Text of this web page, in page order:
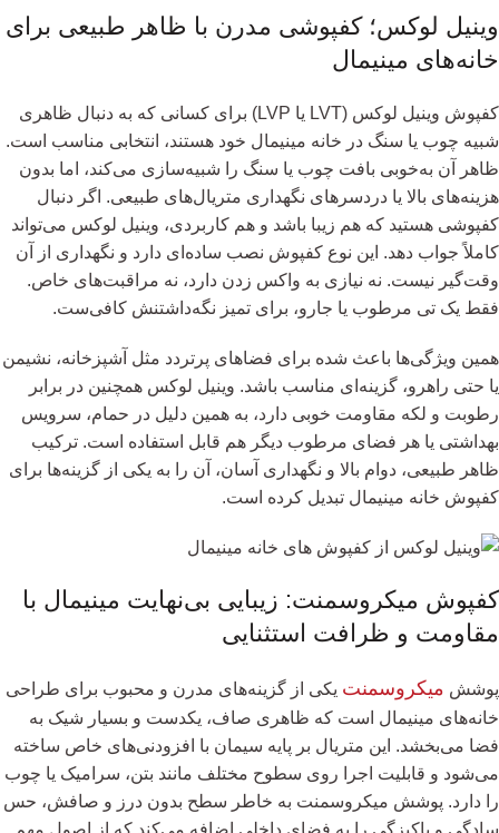
وینیل لوکس؛ کفپوشی مدرن با ظاهر طبیعی برای
خانه‌های مینیمال
کفپوش وینیل لوکس (LVT یا LVP) برای کسانی که به دنبال ظاهری
شبیه چوب یا سنگ در خانه مینیمال خود هستند، انتخابی مناسب است.
ظاهر آن به‌خوبی بافت چوب یا سنگ را شبیه‌سازی می‌کند، اما بدون
هزینه‌های بالا یا دردسرهای نگهداری متریال‌های طبیعی. اگر دنبال
کفپوشی هستید که هم زیبا باشد و هم کاربردی، وینیل لوکس می‌تواند
کاملاً جواب دهد. این نوع کفپوش نصب ساده‌ای دارد و نگهداری از آن
وقت‌گیر نیست. نه نیازی به واکس زدن دارد، نه مراقبت‌های خاص.
فقط یک تی مرطوب یا جارو، برای تمیز نگه‌داشتنش کافی‌ست.
همین ویژگی‌ها باعث شده برای فضاهای پرتردد مثل آشپزخانه، نشیمن
یا حتی راهرو، گزینه‌ای مناسب باشد. وینیل لوکس همچنین در برابر
رطوبت و لکه مقاومت خوبی دارد، به همین دلیل در حمام، سرویس
بهداشتی یا هر فضای مرطوب دیگر هم قابل استفاده است. ترکیب
ظاهر طبیعی، دوام بالا و نگهداری آسان، آن را به یکی از گزینه‌ها برای
کفپوش خانه مینیمال تبدیل کرده است.
کفپوش میکروسمنت: زیبایی بی‌نهایت مینیمال با
مقاومت و ظرافت استثنایی
پوشش میکروسمنت یکی از گزینه‌های مدرن و محبوب برای طراحی
خانه‌های مینیمال است که ظاهری صاف، یکدست و بسیار شیک به
فضا می‌بخشد. این متریال بر پایه سیمان با افزودنی‌های خاص ساخته
می‌شود و قابلیت اجرا روی سطوح مختلف مانند بتن، سرامیک یا چوب
را دارد. پوشش میکروسمنت به خاطر سطح بدون درز و صافش، حس
سادگی و پاکیزگی را به فضای داخلی اضافه می‌کند که از اصول مهم